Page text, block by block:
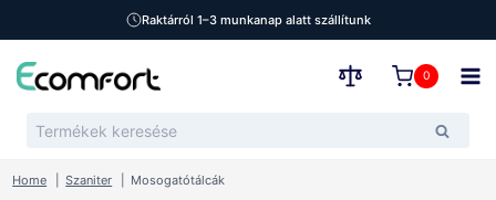
Raktárról 1–3 munkanap alatt szállítunk
content
0
Keresés
Home Szaniter Mosogatótálcák